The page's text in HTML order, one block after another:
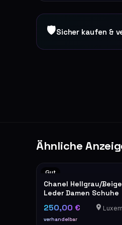
🛡Sicher kaufen &
Ähnliche
Gut
Chanel Hellgrau/Beige
Leder Damen Schuhe
250,00 €
verhandelbar